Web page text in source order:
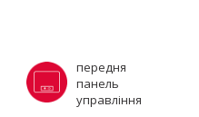
передня
панель
управління